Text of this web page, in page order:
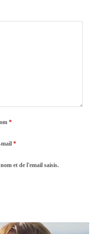
*
mail*
et de l'email saisis.